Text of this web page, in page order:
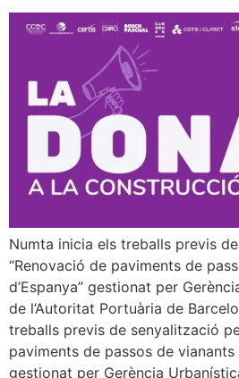
Numta inicia els treballs previs
“Renovació de paviments de
d’Espanya” gestionat per
de l’Autoritat Portuària de
treballs previs de senyalització
paviments de passos de vianants
gestionat per Gerència